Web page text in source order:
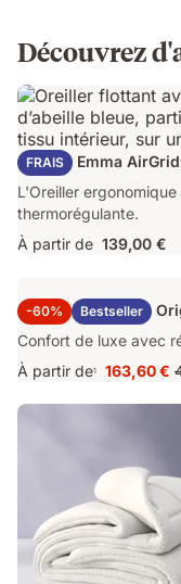
Découvrez
FRAIS
Oreiller Emma
L'Oreiller
thermorégulante.
À partir de 139,00 €
-60% Bestseller
Surmatelas Emma
Confort de luxe avec
À partir de1
Prix
163,60 €
163,60 €